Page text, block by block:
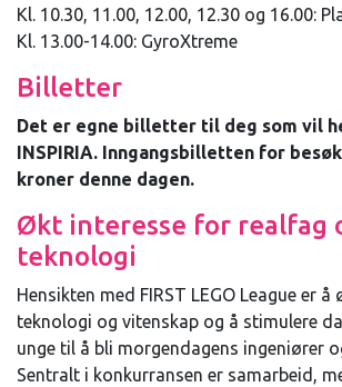
Kl. 10.30, 11.00, 12.00, 12.30 og 16.00:
Kl. 13.00-14.00: GyroXtreme
Billetter
Det er egne billetter til deg som vil
INSPIRIA. Inngangsbilletten for
kroner denne dagen.
Økt interesse for realfag
teknologi
Hensikten med FIRST LEGO League er
teknologi og vitenskap og å stimulere
unge til å bli morgendagens ingeniører
Sentralt i konkurransen er samarbeid,